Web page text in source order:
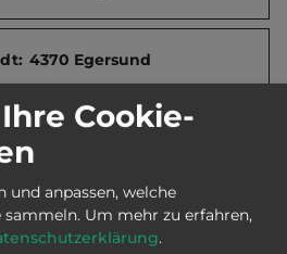
4370 Egersund
Jernbaneveien
post@eigpark.no
Cookie-
und anpassen, welche
Um mehr zu erfahren,
.